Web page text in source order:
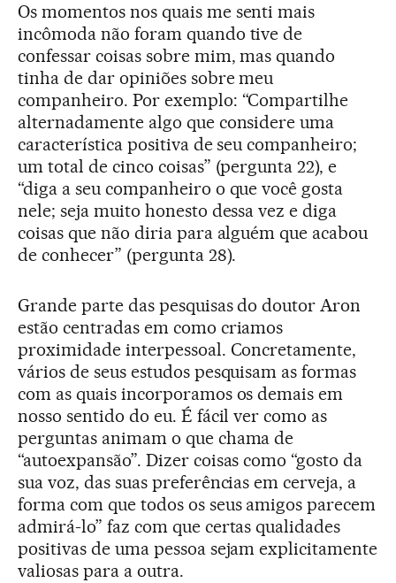
Os momentos nos quais me senti mais
incômoda não foram quando tive de
confessar coisas sobre mim, mas quando
tinha de dar opiniões sobre meu
companheiro. Por exemplo: “Compartilhe
alternadamente algo que considere uma
característica positiva de seu companheiro;
um total de cinco coisas” (pergunta 22), e
“diga a seu companheiro o que você gosta
nele; seja muito honesto dessa vez e diga
coisas que não diria para alguém que acabou
de conhecer” (pergunta 28).
Grande parte das pesquisas do doutor Aron
estão centradas em como criamos
proximidade interpessoal. Concretamente,
vários de seus estudos pesquisam as formas
com as quais incorporamos os demais em
nosso sentido do eu. É fácil ver como as
perguntas animam o que chama de
“autoexpansão”. Dizer coisas como “gosto da
sua voz, das suas preferências em cerveja, a
forma com que todos os seus amigos parecem
admirá-lo” faz com que certas qualidades
positivas de uma pessoa sejam explicitamente
valiosas para a outra.